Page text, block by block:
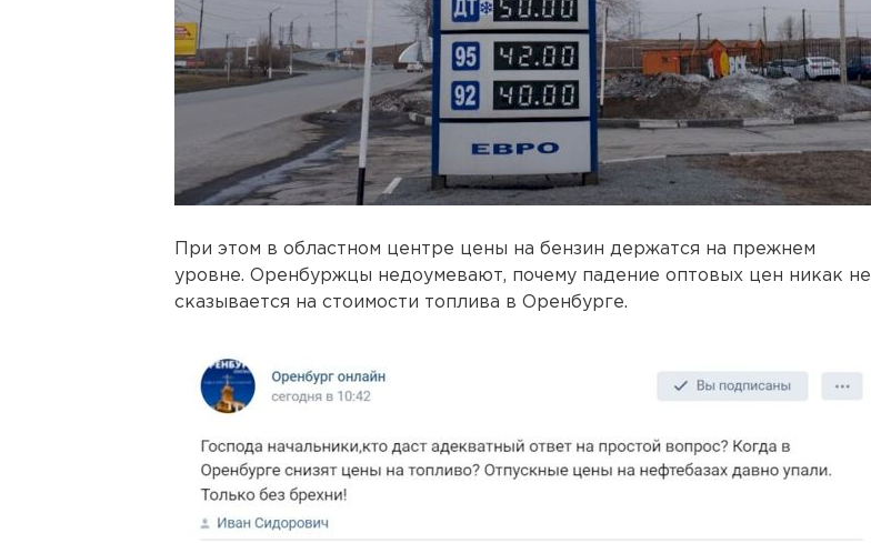
При этом в областном центре цены на бензин держатся на прежнем
уровне. Оренбуржцы недоумевают, почему падение оптовых цен никак не
сказывается на стоимости топлива в Оренбурге.